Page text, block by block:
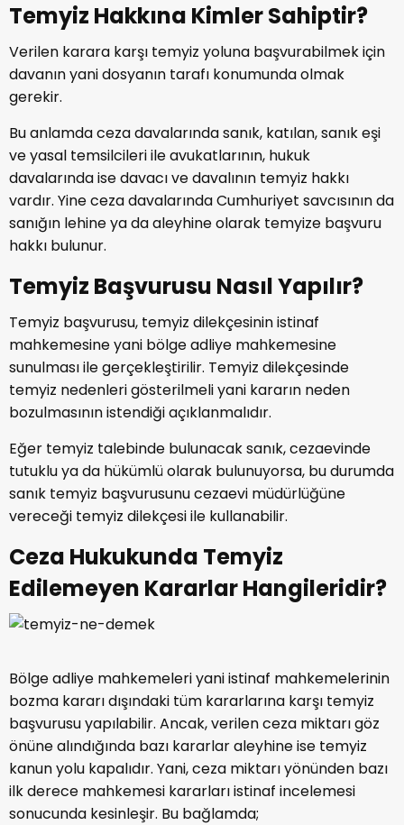
Temyiz Hakkına Kimler Sahiptir?
Verilen karara karşı temyiz yoluna başvurabilmek için
davanın yani dosyanın tarafı konumunda olmak
gerekir.
Bu anlamda ceza davalarında sanık, katılan, sanık eşi
ve yasal temsilcileri ile avukatlarının, hukuk
davalarında ise davacı ve davalının temyiz hakkı
vardır. Yine ceza davalarında Cumhuriyet savcısının da
sanığın lehine ya da aleyhine olarak temyize başvuru
hakkı bulunur.
Temyiz Başvurusu Nasıl Yapılır?
Temyiz başvurusu, temyiz dilekçesinin istinaf
mahkemesine yani bölge adliye mahkemesine
sunulması ile gerçekleştirilir. Temyiz dilekçesinde
temyiz nedenleri gösterilmeli yani kararın neden
bozulmasının istendiği açıklanmalıdır.
Eğer temyiz talebinde bulunacak sanık, cezaevinde
tutuklu ya da hükümlü olarak bulunuyorsa, bu durumda
sanık temyiz başvurusunu cezaevi müdürlüğüne
vereceği temyiz dilekçesi ile kullanabilir.
Ceza Hukukunda Temyiz
Edilemeyen Kararlar Hangileridir?
Bölge adliye mahkemeleri yani istinaf mahkemelerinin
bozma kararı dışındaki tüm kararlarına karşı temyiz
başvurusu yapılabilir. Ancak, verilen ceza miktarı göz
önüne alındığında bazı kararlar aleyhine ise temyiz
kanun yolu kapalıdır. Yani, ceza miktarı yönünden bazı
ilk derece mahkemesi kararları istinaf incelemesi
sonucunda kesinleşir. Bu bağlamda;